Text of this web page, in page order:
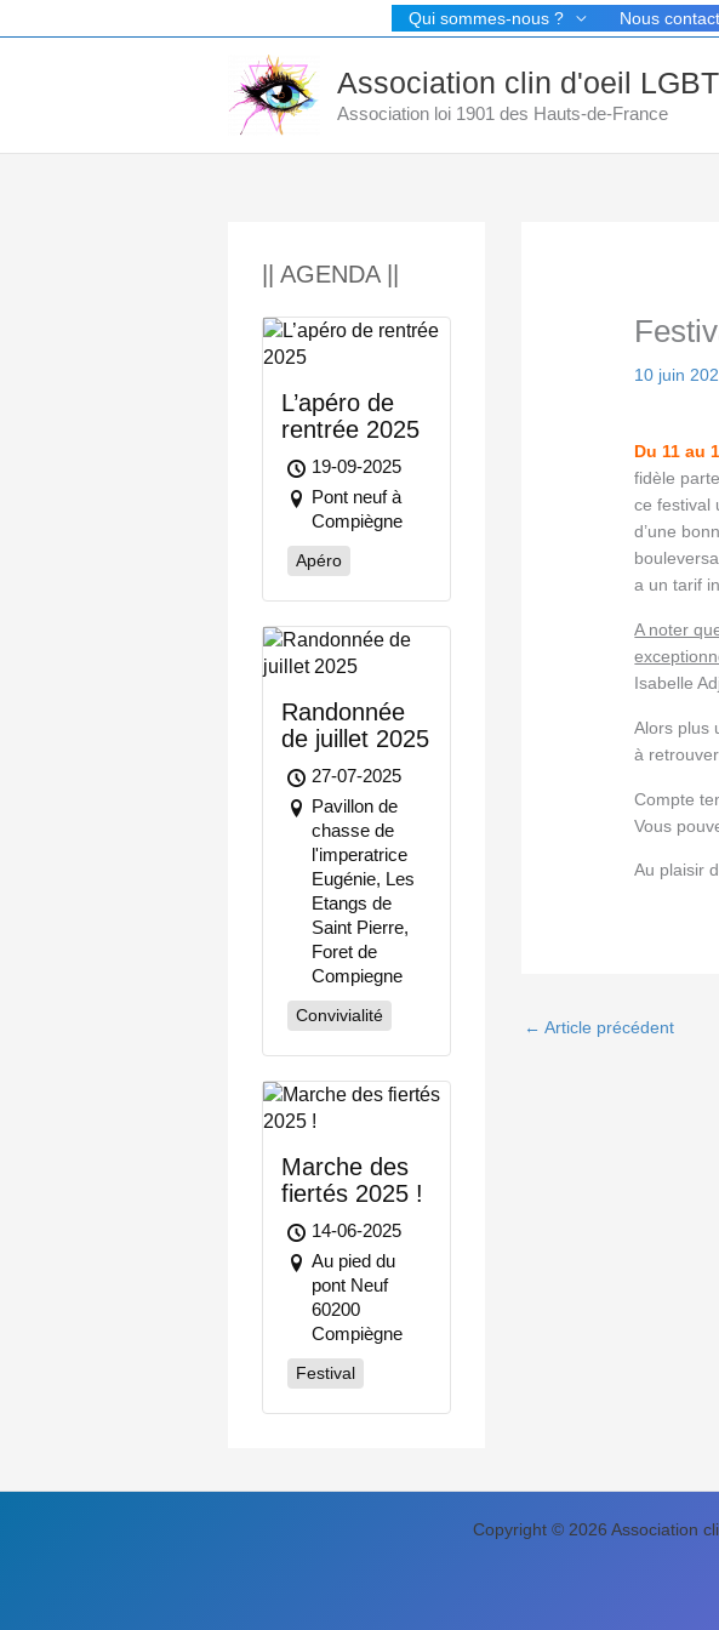
au
Qui sommes-nous ? Nous
Association clin d'oeil
Association loi 1901 des Hauts-de-France
|| AGENDA ||
L’apéro de
rentrée 2025
19-09-2025
Pont neuf à
Compiègne
Apéro
Randonnée
de juillet 2025
27-07-2025
Pavillon de
chasse de
l'imperatrice
Eugénie, Les
Etangs de
Saint Pierre,
Foret de
Compiegne
Convivialité
Marche des
fiertés 2025 !
14-06-2025
Au pied du
pont Neuf
60200
Compiègne
Festival
10 juin
Du 11 au
fidèle
ce festival
d’une
a un tarif
A noter
Isabelle
Alors plus
à
Compte
Vous
Au plaisir
← Article précédent
Copyright © 2026 Association